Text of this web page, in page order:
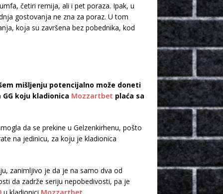
četiri remija, ali i pet poraza. Ipak, u
gostovanja ne zna za poraz. U tom
koja su završena bez pobednika, kod
mišljenju potencijalno može doneti
koju kladionica Mozzartbet plaća sa
da se prekine u Gelzenkirhenu, pošto
na jedinicu, za koju je kladionica
zanimljivo je da je na samo dva od
da zadrže seriju nepobedivosti, pa je